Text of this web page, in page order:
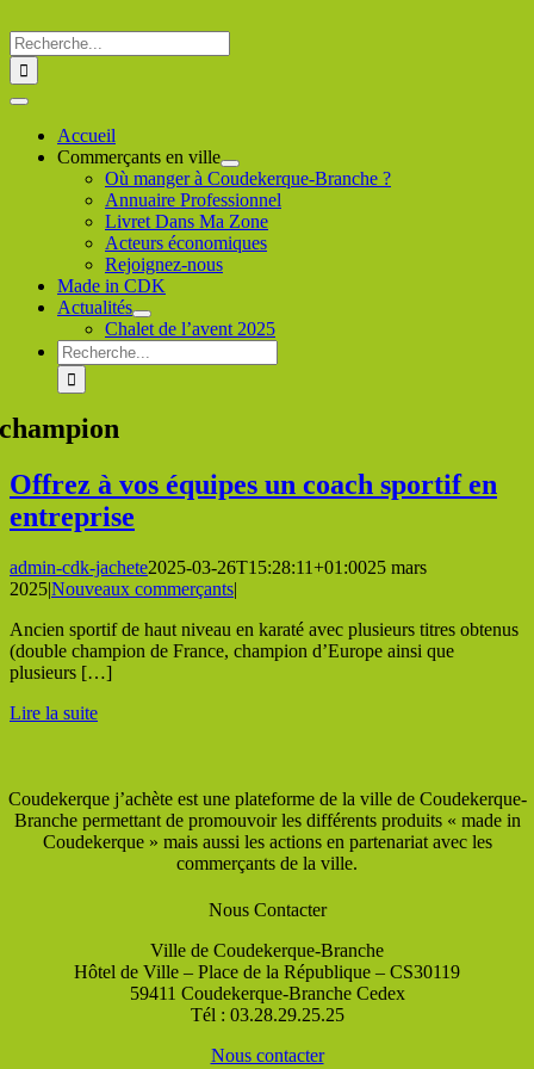
au
contenu
Rechercher
:
Toggle
NavigationAccueil
Commerçants en ville
Où manger à Coudekerque-Branche ?
Annuaire Professionnel
Livret Dans Ma Zone
Acteurs économiques
Rejoignez-nous
Made in CDK
Actualités
Chalet de l’avent 2025
Rechercher
:
champion
Offrez à vos équipes un coach sportif en
entreprise
admin-cdk-jachete2025-03-26T15:28:11+01:0025 mars
2025|Nouveaux commerçants|
Ancien sportif de haut niveau en karaté avec plusieurs titres obtenus
(double champion de France, champion d’Europe ainsi que
plusieurs […]
Lire la suite
Coudekerque j’achète est une plateforme de la ville de Coudekerque-
Branche permettant de promouvoir les différents produits « made in
Coudekerque » mais aussi les actions en partenariat avec les
commerçants de la ville.
Nous Contacter
Ville de Coudekerque-Branche
Hôtel de Ville – Place de la République – CS30119
59411 Coudekerque-Branche Cedex
Tél : 03.28.29.25.25
Nous contacter